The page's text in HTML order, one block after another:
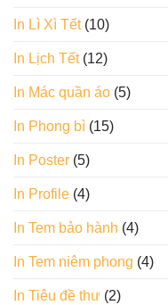
In Lì Xì Tết(10)
In Lịch Tết(12)
In Mác quần áo (5)
In Phong bì (15)
In Poster (5)
In Profile (4)
In Tem bảo hành (4)
In Tem niêm phong (4)
In Tiêu đề thư (2)